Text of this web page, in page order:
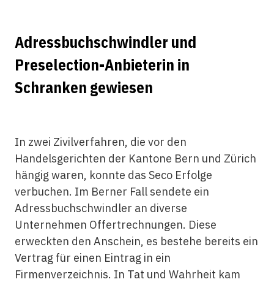
Adressbuchschwindler und
Preselection-Anbieterin in
Schranken gewiesen
In zwei Zivilverfahren, die vor den
Handelsgerichten der Kantone Bern und Zürich
hängig waren, konnte das Seco Erfolge
verbuchen. Im Berner Fall sendete ein
Adressbuchschwindler an diverse
Unternehmen Offertrechnungen. Diese
erweckten den Anschein, es bestehe bereits ein
Vertrag für einen Eintrag in ein
Firmenverzeichnis. In Tat und Wahrheit kam